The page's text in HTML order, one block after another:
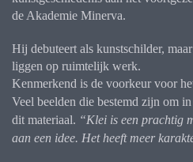
de Akademie Minerva.
Hij debuteert als kunstschilder,
liggen op ruimtelijk werk.
Kenmerkend is de voorkeur voor
Veel beelden die bestemd zijn om
dit materiaal. “Klei is een prachtig
aan een idee. Het heeft meer